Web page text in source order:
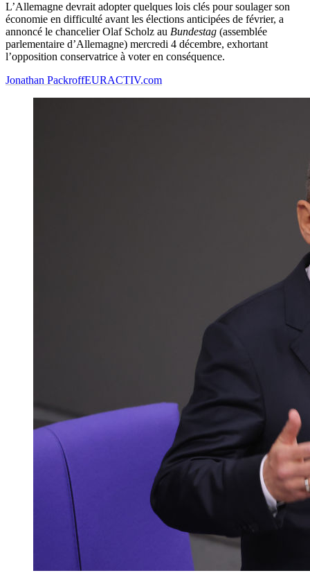
L’Allemagne devrait adopter quelques lois clés pour soulager son
économie en difficulté avant les élections anticipées de février, a
annoncé le chancelier Olaf Scholz au Bundestag (assemblée
parlementaire d’Allemagne) mercredi 4 décembre, exhortant
l’opposition conservatrice à voter en conséquence.
Jonathan PackroffEURACTIV.com